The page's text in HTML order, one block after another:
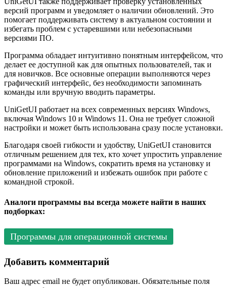
версий программ и уведомляет о наличии обновлений. Это
помогает поддерживать систему в актуальном состоянии и
избегать проблем с устаревшими или небезопасными
версиями ПО.
Программа обладает интуитивно понятным интерфейсом, что
делает ее доступной как для опытных пользователей, так и
для новичков. Все основные операции выполняются через
графический интерфейс, без необходимости запоминать
команды или вручную вводить параметры.
UniGetUI работает на всех современных версиях Windows,
включая Windows 10 и Windows 11. Она не требует сложной
настройки и может быть использована сразу после установки.
Благодаря своей гибкости и удобству, UniGetUI становится
отличным решением для тех, кто хочет упростить управление
программами на Windows, сократить время на установку и
обновление приложений и избежать ошибок при работе с
командной строкой.
Аналоги программы вы всегда можете найти в наших
подборках:
Программы для операционной системы
Добавить комментарий
Ваш адрес email не будет опубликован. Обязательные поля